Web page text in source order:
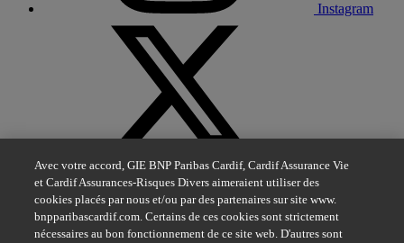
Instagram
Avec votre accord, GIE BNP Paribas Cardif, Cardif Assurance Vie
et Cardif Assurances-Risques Divers aimeraient utiliser des
cookies placés par nous et/ou par des partenaires sur site www.
bnpparibascardif.com. Certains de ces cookies sont strictement
nécessaires au bon fonctionnement de ce site web. D'autres sont